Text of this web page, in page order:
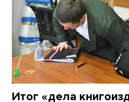
Итог «дела